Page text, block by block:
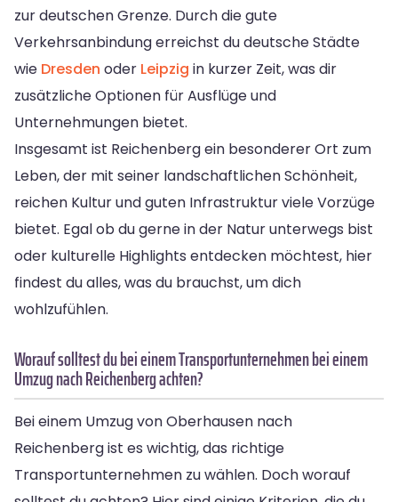
zur deutschen Grenze. Durch die gute
Verkehrsanbindung erreichst du deutsche Städte
wie Dresden oder Leipzig in kurzer Zeit, was dir
zusätzliche Optionen für Ausflüge und
Unternehmungen bietet.
Insgesamt ist Reichenberg ein besonderer Ort zum
Leben, der mit seiner landschaftlichen Schönheit,
reichen Kultur und guten Infrastruktur viele Vorzüge
bietet. Egal ob du gerne in der Natur unterwegs bist
oder kulturelle Highlights entdecken möchtest, hier
findest du alles, was du brauchst, um dich
wohlzufühlen.
Worauf solltest du bei einem Transportunternehmen bei einem
Umzug nach Reichenberg achten?
Bei einem Umzug von Oberhausen nach
Reichenberg ist es wichtig, das richtige
Transportunternehmen zu wählen. Doch worauf